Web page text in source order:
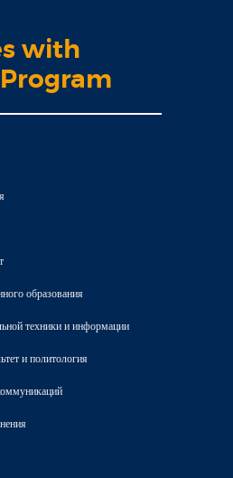
with
образования
техники и информации
и политология